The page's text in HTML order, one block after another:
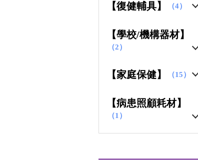
【復健輔具】 （4）
【學校/機構器材】
（2）
【家庭保健】 （15）
【病患照顧耗材】
（1）